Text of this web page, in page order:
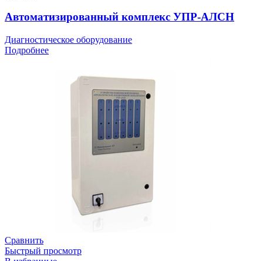
Автоматизированный комплекс УПР-АЛСН
Диагностическое оборудование
Подробнее
Сравнить
Быстрый просмотр